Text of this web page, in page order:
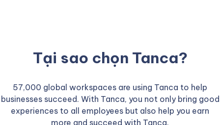
Tại sao chọn Tanca?
57,000 global workspaces are using Tanca to help
businesses succeed. With Tanca, you not only bring good
experiences to all employees but also help you earn
more and succeed with Tanca.